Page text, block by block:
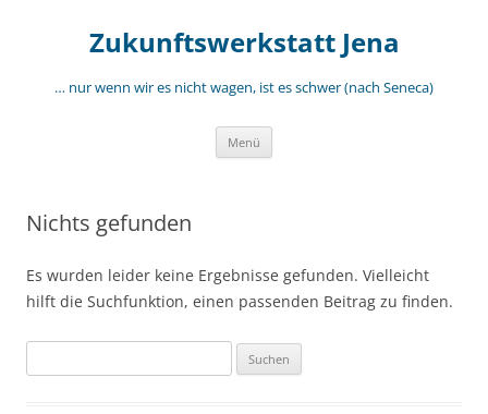
springenZukunftswerkstatt Jena
… nur wenn wir es nicht wagen, ist es schwer (nach Seneca)
Menü
Nichts gefunden
Es wurden leider keine Ergebnisse gefunden. Vielleicht
hilft die Suchfunktion, einen passenden Beitrag zu finden.
nach: